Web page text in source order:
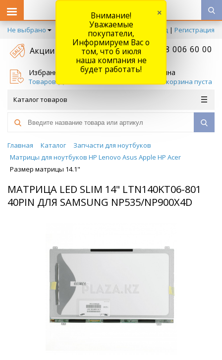
Не выбрано Вход | Регистрация
Акции +7 778 006 60 00
Избранное
Товаров (
Корзина
Ваша корзина пуста
Каталог товаров
Главная Каталог
Запчасти для ноутбуков
Матрицы для ноутбуков HP Lenovo Asus Apple HP Acer
Размер матрицы 14.1"
МАТРИЦА LED SLIM 14" LTN140KT06-801
40PIN ДЛЯ SAMSUNG NP535/NP900X4D
Внимание!
Уважаемые
покупатели,
Информируем Вас о
том, что 6 июля
наша компания не
будет работать!
×